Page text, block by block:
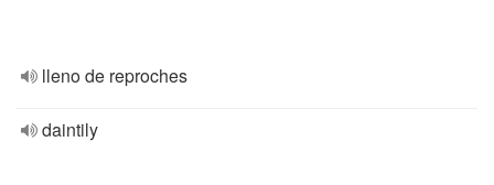
lleno de reproches
daintily